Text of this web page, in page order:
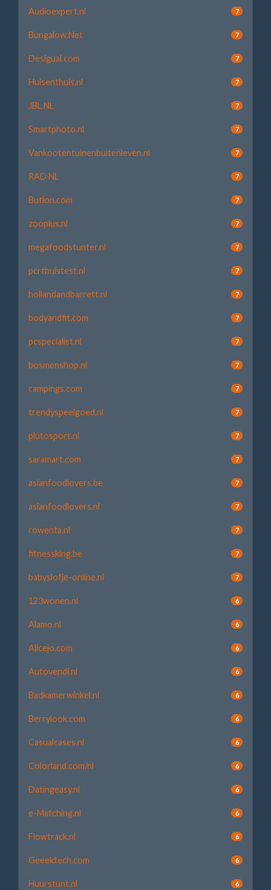
Audioexpert.nl 7
Bungalow.Net 7
Desigual.com 7
Huisenthuis.nl 7
JBL NL 7
Smartphoto.nl 7
Vankootentuinenbuitenleven.nl 7
RAD NL 7
Butlon.com 7
zooplus.nl 7
megafoodstunter.nl 7
pcrthuistest.nl 7
hollandandbarrett.nl 7
bodyandfit.com 7
pcspecialist.nl 7
bosmenshop.nl 7
campings.com 7
trendyspeelgoed.nl 7
plutosport.nl 7
saramart.com 7
asianfoodlovers.be 7
asianfoodlovers.nl 7
rowenta.nl 7
fitnessking.be 7
babyslofje-online.nl 7
123wonen.nl 6
Alamo.nl 6
Alicejo.com 6
Autovendi.nl 6
Badkamerwinkel.nl 6
Berrylook.com 6
Casualcases.nl 6
Colorland.com/nl 6
Datingeasy.nl 6
e-Matching.nl 6
Flowtrack.nl 6
Geeektech.com 6
Huurstunt.nl 6